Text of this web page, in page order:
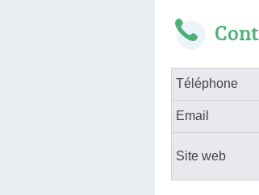
Téléphone
Email
Site web